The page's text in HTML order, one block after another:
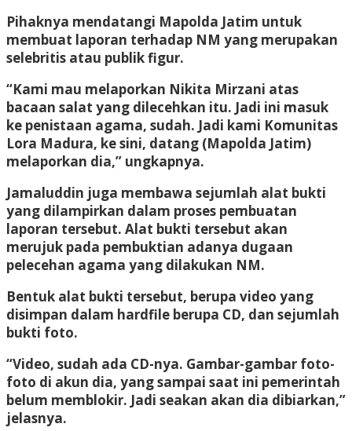
Pihaknya mendatangi Mapolda Jatim untuk
membuat laporan terhadap NM yang merupakan
selebritis atau publik figur.
“Kami mau melaporkan Nikita Mirzani atas
bacaan salat yang dilecehkan itu. Jadi ini masuk
ke penistaan agama, sudah. Jadi kami Komunitas
Lora Madura, ke sini, datang (Mapolda Jatim)
melaporkan dia,” ungkapnya.
Jamaluddin juga membawa sejumlah alat bukti
yang dilampirkan dalam proses pembuatan
laporan tersebut. Alat bukti tersebut akan
merujuk pada pembuktian adanya dugaan
pelecehan agama yang dilakukan NM.
Bentuk alat bukti tersebut, berupa video yang
disimpan dalam hardfile berupa CD, dan sejumlah
bukti foto.
“Video, sudah ada CD-nya. Gambar-gambar foto-
foto di akun dia, yang sampai saat ini pemerintah
belum memblokir. Jadi seakan akan dia dibiarkan,”
jelasnya.